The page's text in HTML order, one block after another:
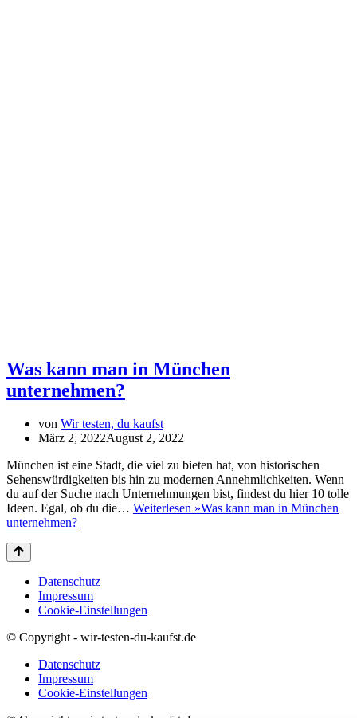
Was kann man in München
unternehmen?
von Wir testen, du kaufst
März 2, 2022August 2, 2022
München ist eine Stadt, die viel zu bieten hat, von historischen
Sehenswürdigkeiten bis hin zu modernen Annehmlichkeiten. Wenn
du auf der Suche nach Unternehmungen bist, findest du hier 10 tolle
Ideen. Egal, ob du die… Weiterlesen »Was kann man in München
unternehmen?
Datenschutz
Impressum
Cookie-Einstellungen
© Copyright - wir-testen-du-kaufst.de
Datenschutz
Impressum
Cookie-Einstellungen